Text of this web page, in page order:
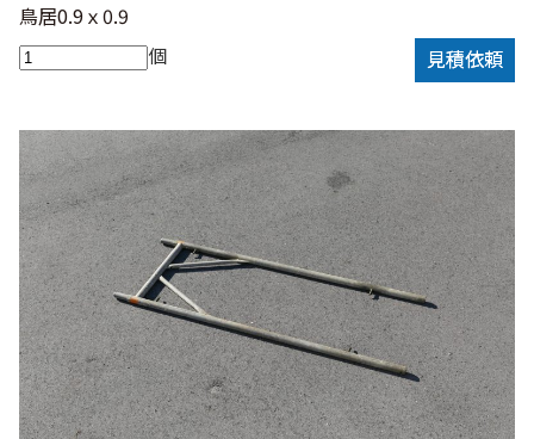
鳥居0.9ｘ0.9
個
見積依頼